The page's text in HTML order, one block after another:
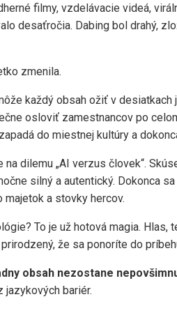
filmy, vzdelávacie videá,
desaťročia. Dabing bol drahý,
zmenila.
každý obsah ožiť v
osloviť zamestnancov po
do miestnej kultúry a
na dilemu „AI verzus človek“.
silný a autentický. Dokonca
a stovky hercov.
To je už hotová magia.
že sa ponoríte do
obsah nezostane
jazykových bariér.